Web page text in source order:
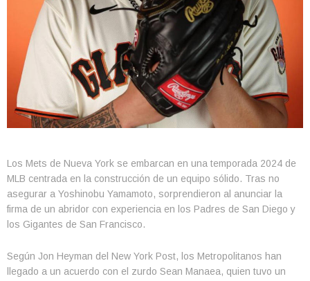
Los Mets de Nueva York se embarcan en una temporada 2024 de
MLB centrada en la construcción de un equipo sólido. Tras no
asegurar a Yoshinobu Yamamoto, sorprendieron al anunciar la
firma de un abridor con experiencia en los Padres de San Diego y
los Gigantes de San Francisco.
Según Jon Heyman del New York Post, los Metropolitanos han
llegado a un acuerdo con el zurdo Sean Manaea, quien tuvo un